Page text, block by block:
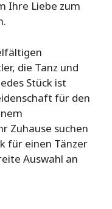
Ihre Liebe zum
die Tanz und
Stück ist
für den
Zuhause suchen
für einen Tänzer
Auswahl an